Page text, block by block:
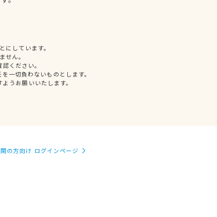
しています。
せん。
ください。
一切負わないものとします。
うお願いいたします。
の方向け ログインページ